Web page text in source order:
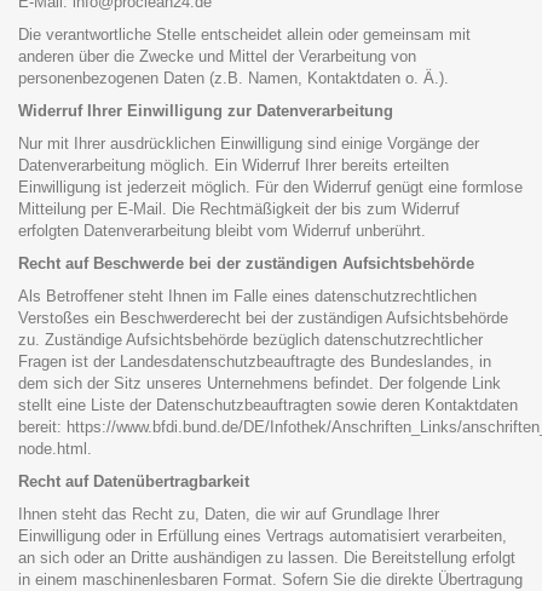
Die verantwortliche Stelle entscheidet allein oder gemeinsam mit
anderen über die Zwecke und Mittel der Verarbeitung von
personenbezogenen Daten (z.B. Namen, Kontaktdaten o. Ä.).
Widerruf Ihrer Einwilligung zur Datenverarbeitung
Nur mit Ihrer ausdrücklichen Einwilligung sind einige Vorgänge der
Datenverarbeitung möglich. Ein Widerruf Ihrer bereits erteilten
Einwilligung ist jederzeit möglich. Für den Widerruf genügt eine formlose
Mitteilung per E-Mail. Die Rechtmäßigkeit der bis zum Widerruf
erfolgten Datenverarbeitung bleibt vom Widerruf unberührt.
Recht auf Beschwerde bei der zuständigen Aufsichtsbehörde
Als Betroffener steht Ihnen im Falle eines datenschutzrechtlichen
Verstoßes ein Beschwerderecht bei der zuständigen Aufsichtsbehörde
zu. Zuständige Aufsichtsbehörde bezüglich datenschutzrechtlicher
Fragen ist der Landesdatenschutzbeauftragte des Bundeslandes, in
dem sich der Sitz unseres Unternehmens befindet. Der folgende Link
stellt eine Liste der Datenschutzbeauftragten sowie deren Kontaktdaten
bereit: https://www.bfdi.bund.de/DE/Infothek/Anschriften_Links/
node.html .
Recht auf Datenübertragbarkeit
Ihnen steht das Recht zu, Daten, die wir auf Grundlage Ihrer
Einwilligung oder in Erfüllung eines Vertrags automatisiert verarbeiten,
an sich oder an Dritte aushändigen zu lassen. Die Bereitstellung erfolgt
in einem maschinenlesbaren Format. Sofern Sie die direkte Übertragung